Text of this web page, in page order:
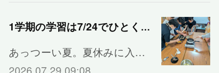
1学期の学習は7/24でひとくぎり
あっつーい夏。夏休みに入…
2026.07.29 09:08